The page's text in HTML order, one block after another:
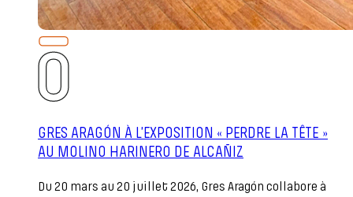
GRES ARAGÓN À L’EXPOSITION « PERDRE LA TÊTE »
AU MOLINO HARINERO DE ALCAÑIZ
Du 20 mars au 20 juillet 2026, Gres Aragón collabore à